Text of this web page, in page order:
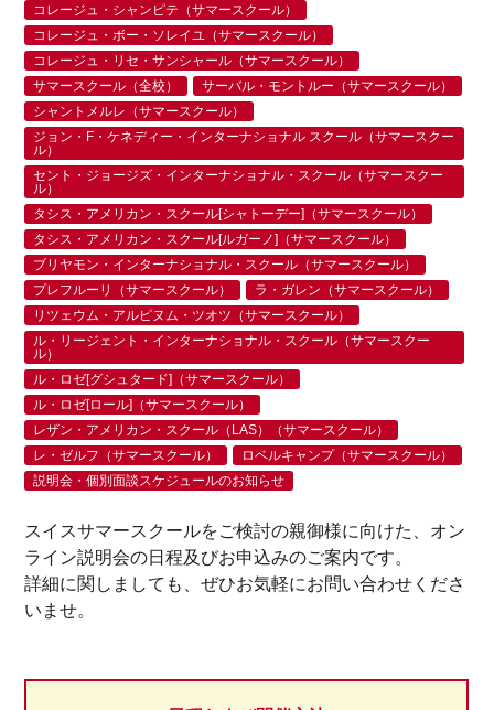
コレージュ・シャンピテ（サマースクール）
コレージュ・ボー・ソレイユ（サマースクール）
コレージュ・リセ・サンシャール（サマースクール）
サマースクール（全校）
サーバル・モントルー（サマースクール）
シャントメルレ（サマースクール）
ジョン・F・ケネディー・インターナショナル スクール（サマースクー
ル）
セント・ジョージズ・インターナショナル・スクール（サマースクー
ル）
タシス・アメリカン・スクール[シャトーデー]（サマースクール）
タシス・アメリカン・スクール[ルガーノ]（サマースクール）
ブリヤモン・インターナショナル・スクール（サマースクール）
プレフルーリ（サマースクール）
ラ・ガレン（サマースクール）
リツェウム・アルピヌム・ツオツ（サマースクール）
ル・リージェント・インターナショナル・スクール（サマースクー
ル）
ル・ロゼ[グシュタード]（サマースクール）
ル・ロゼ[ロール]（サマースクール）
レザン・アメリカン・スクール（LAS）（サマースクール）
レ・ゼルフ（サマースクール）
ロベルキャンプ（サマースクール）
説明会・個別面談スケジュールのお知らせ
スイスサマースクールをご検討の親御様に向けた、オン
ライン説明会の日程及びお申込みのご案内です。
詳細に関しましても、ぜひお気軽にお問い合わせくださ
いませ。